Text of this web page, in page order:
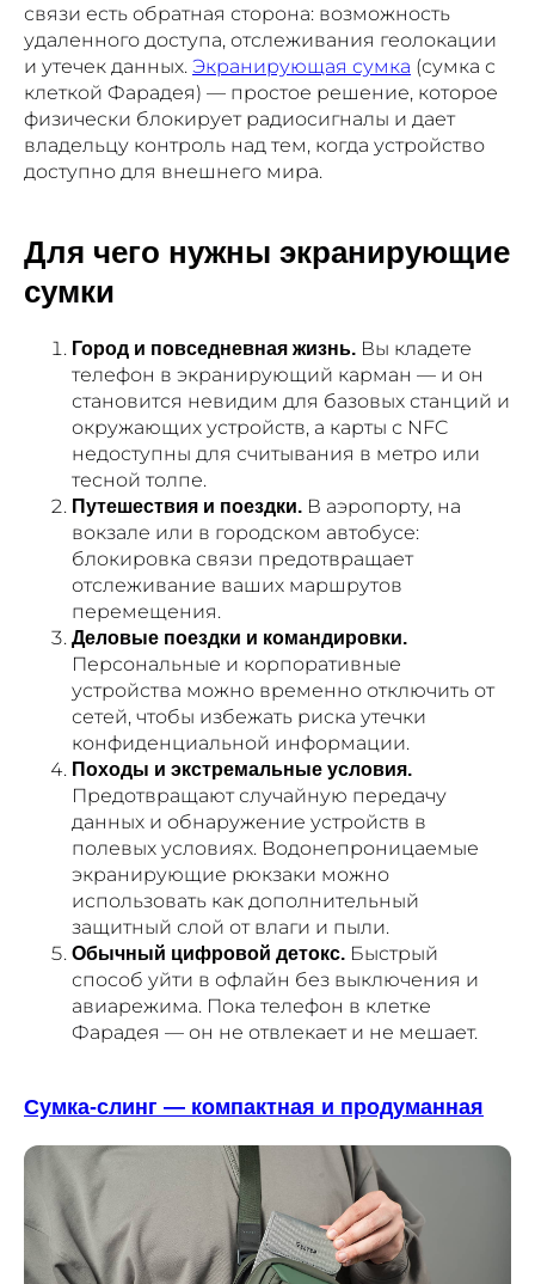
связи есть обратная сторона: возможность
удаленного доступа, отслеживания геолокации
и утечек данных. Экранирующая сумка (сумка с
клеткой Фарадея) — простое решение, которое
физически блокирует радиосигналы и дает
владельцу контроль над тем, когда устройство
доступно для внешнего мира.
Для чего нужны экранирующие
сумки
Город и повседневная жизнь. Вы кладете
телефон в экранирующий карман — и он
становится невидим для базовых станций и
окружающих устройств, а карты с NFC
недоступны для считывания в метро или
тесной толпе.
Путешествия и поездки. В аэропорту, на
вокзале или в городском автобусе:
блокировка связи предотвращает
отслеживание ваших маршрутов
перемещения.
Деловые поездки и командировки.
Персональные и корпоративные
устройства можно временно отключить от
сетей, чтобы избежать риска утечки
конфиденциальной информации.
Походы и экстремальные условия.
Предотвращают случайную передачу
данных и обнаружение устройств в
полевых условиях. Водонепроницаемые
экранирующие рюкзаки можно
использовать как дополнительный
защитный слой от влаги и пыли.
Обычный цифровой детокс. Быстрый
способ уйти в офлайн без выключения и
авиарежима. Пока телефон в клетке
Фарадея — он не отвлекает и не мешает.
Сумка-слинг — компактная и продуманная